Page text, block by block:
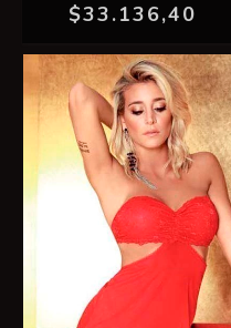
$33.136,40